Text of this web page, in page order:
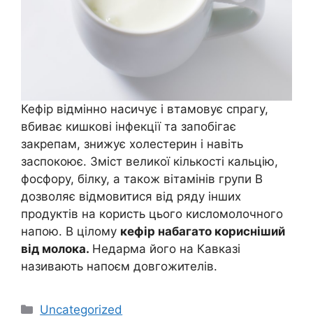
Кефір відмінно насичує і втамовує спрагу,
вбиває кишкові інфекції та запобігає
закрепам, знижує холестерин і навіть
заспокоює. Зміст великої кількості кальцію,
фосфору, білку, а також вітамінів групи B
дозволяє відмовитися від ряду інших
продуктів на користь цього кисломолочного
напою. В цілому кефір набагато корисніший
від молока. Недарма його на Кавказі
називають напоєм довгожителів.
Категорії
Uncategorized